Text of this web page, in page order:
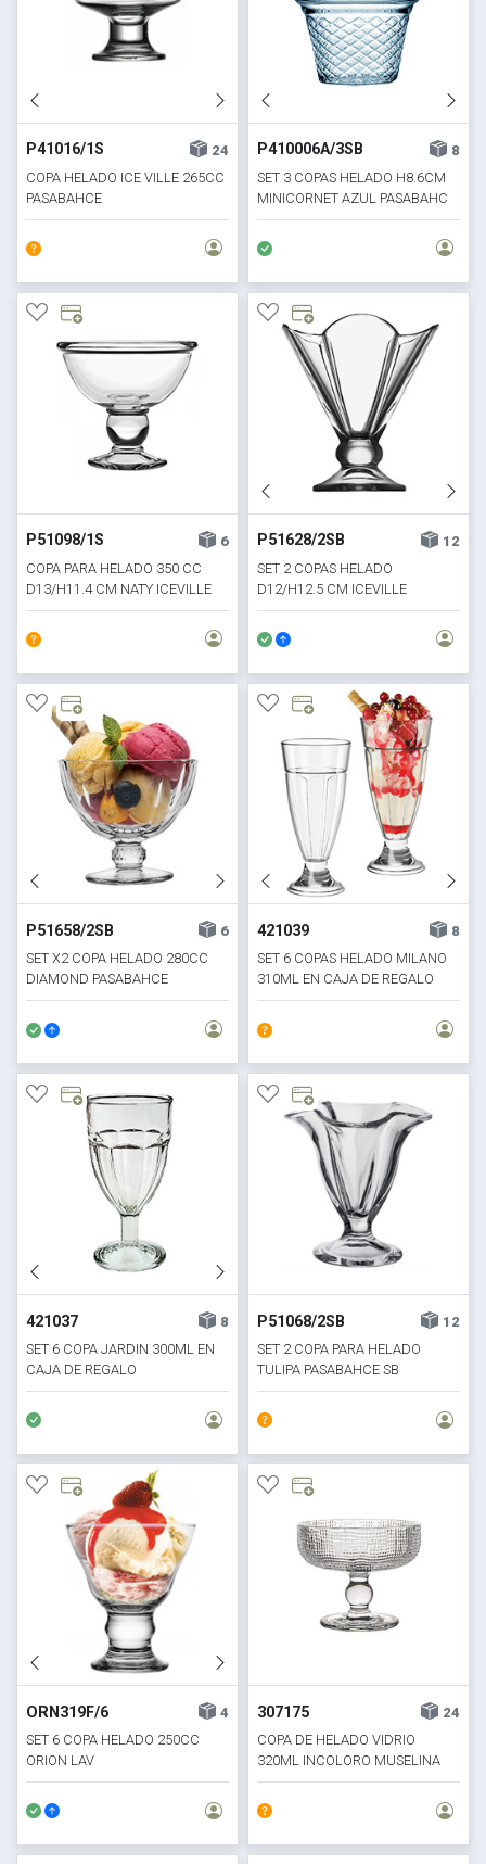
P41016/1S
24
COPA HELADO ICE VILLE 265CC
PASABAHCE
P410006A/3SB
8
SET 3 COPAS HELADO H8.6CM
MINICORNET AZUL PASABAHC
P51098/1S
6
COPA PARA HELADO 350 CC
D13/H11.4 CM NATY ICEVILLE
P51628/2SB
12
SET 2 COPAS HELADO
D12/H12.5 CM ICEVILLE
PASABAHCE
P51658/2SB
6
SET X2 COPA HELADO 280CC
DIAMOND PASABAHCE
421039
8
SET 6 COPAS HELADO MILANO
310ML EN CAJA DE REGALO
421037
8
SET 6 COPA JARDIN 300ML EN
CAJA DE REGALO
P51068/2SB
12
SET 2 COPA PARA HELADO
TULIPA PASABAHCE SB
ORN319F/6
4
SET 6 COPA HELADO 250CC
ORION LAV
307175
24
COPA DE HELADO VIDRIO
320ML INCOLORO MUSELINA